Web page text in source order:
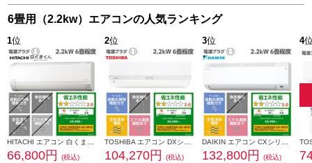
6畳用（2.2kw）エアコンの人気ランキング
1位
66,800円
(税込)
2位
104,270円
(税込)
3位
132,800円
(税込)
4